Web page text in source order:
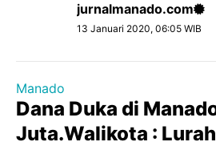
jurnalmanado.com
13 Januari 2020, 06:05 WIB
Manado
Dana Duka di
Juta.Walikota :